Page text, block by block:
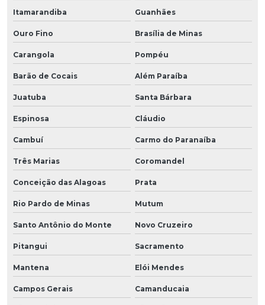
Itamarandiba Guanhães
Ouro Fino Brasília de Minas
Carangola Pompéu
Barão de Cocais Além Paraíba
Juatuba Santa Bárbara
Espinosa Cláudio
Cambuí Carmo do Paranaíba
Três Marias Coromandel
Conceição das Alagoas Prata
Rio Pardo de Minas Mutum
Santo Antônio do Monte Novo Cruzeiro
Pitangui Sacramento
Mantena Elói Mendes
Campos Gerais Camanducaia